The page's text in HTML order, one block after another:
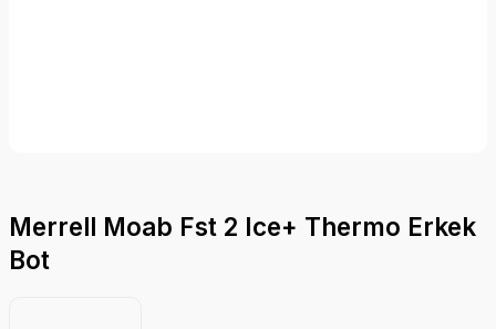
Merrell Moab Fst 2 Ice+ Thermo Erkek
Bot